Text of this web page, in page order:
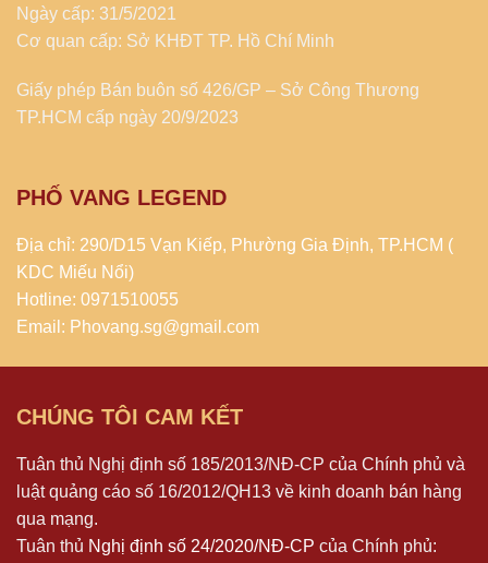
Ngày cấp: 31/5/2021
Cơ quan cấp: Sở KHĐT TP. Hồ Chí Minh
Giấy phép Bán buôn số 426/GP – Sở Công Thương
TP.HCM cấp ngày 20/9/2023
PHỐ VANG LEGEND
Địa chỉ: 290/D15 Vạn Kiếp, Phường Gia Định, TP.HCM (
KDC Miếu Nổi)
Hotline: 0971510055
Email: Phovang.sg@gmail.com
CHÚNG TÔI CAM KẾT
Tuân thủ Nghị định số 185/2013/NĐ-CP của Chính phủ và
luật quảng cáo số 16/2012/QH13 về kinh doanh bán hàng
qua mạng.
Tuân thủ Nghị định số 24/2020/NĐ-CP của Chính phủ: